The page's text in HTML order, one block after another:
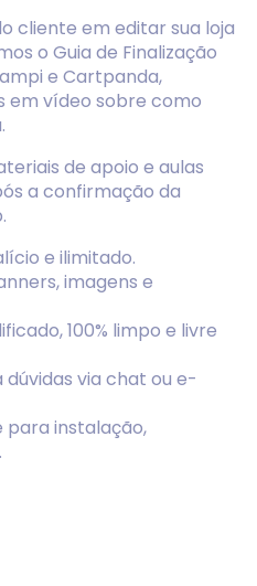
cliente em editar sua loja
o Guia de Finalização
e Cartpanda,
em vídeo sobre como
de apoio e aulas
a confirmação da
e ilimitado.
imagens e
100% limpo e livre
via chat ou e-
para instalação,